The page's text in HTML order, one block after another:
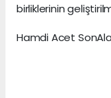
birliklerinin
Hamdi Acet